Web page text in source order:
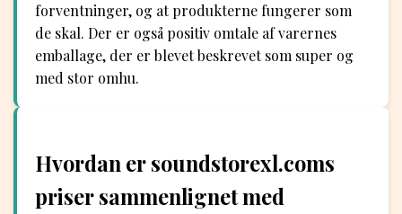
forventninger, og at produkterne fungerer som
de skal. Der er også positiv omtale af varernes
emballage, der er blevet beskrevet som super og
med stor omhu.
Hvordan er soundstorexl.coms
priser sammenlignet med